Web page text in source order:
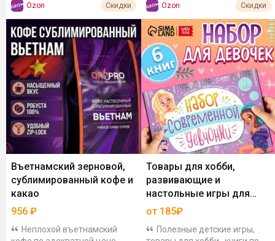
Ozon Скидки
Въетнамский зерновой,
сублимированный кофе и
какао
956 ₽
Неплохой въетнамский
Ozon Скидки
Товары для хобби,
развивающие и
настольные игры для
детей
от 185₽
Полезные детские игры,